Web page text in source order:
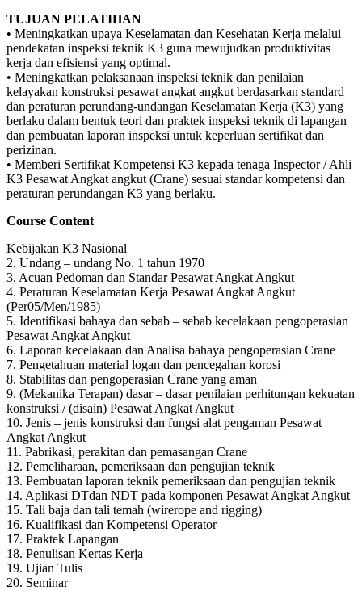
TUJUAN PELATIHAN
• Meningkatkan upaya Keselamatan dan Kesehatan Kerja melalui
pendekatan inspeksi teknik K3 guna mewujudkan produktivitas
kerja dan efisiensi yang optimal.
• Meningkatkan pelaksanaan inspeksi teknik dan penilaian
kelayakan konstruksi pesawat angkat angkut berdasarkan standard
dan peraturan perundang-undangan Keselamatan Kerja (K3) yang
berlaku dalam bentuk teori dan praktek inspeksi teknik di lapangan
dan pembuatan laporan inspeksi untuk keperluan sertifikat dan
perizinan.
• Memberi Sertifikat Kompetensi K3 kepada tenaga Inspector / Ahli
K3 Pesawat Angkat angkut (Crane) sesuai standar kompetensi dan
peraturan perundangan K3 yang berlaku.
Course Content
Kebijakan K3 Nasional
2. Undang – undang No. 1 tahun 1970
3. Acuan Pedoman dan Standar Pesawat Angkat Angkut
4. Peraturan Keselamatan Kerja Pesawat Angkat Angkut
(Per05/Men/1985)
5. Identifikasi bahaya dan sebab – sebab kecelakaan pengoperasian
Pesawat Angkat Angkut
6. Laporan kecelakaan dan Analisa bahaya pengoperasian Crane
7. Pengetahuan material logan dan pencegahan korosi
8. Stabilitas dan pengoperasian Crane yang aman
9. (Mekanika Terapan) dasar – dasar penilaian perhitungan kekuatan
konstruksi / (disain) Pesawat Angkat Angkut
10. Jenis – jenis konstruksi dan fungsi alat pengaman Pesawat
Angkat Angkut
11. Pabrikasi, perakitan dan pemasangan Crane
12. Pemeliharaan, pemeriksaan dan pengujian teknik
13. Pembuatan laporan teknik pemeriksaan dan pengujian teknik
14. Aplikasi DTdan NDT pada komponen Pesawat Angkat Angkut
15. Tali baja dan tali temah (wirerope and rigging)
16. Kualifikasi dan Kompetensi Operator
17. Praktek Lapangan
18. Penulisan Kertas Kerja
19. Ujian Tulis
20. Seminar